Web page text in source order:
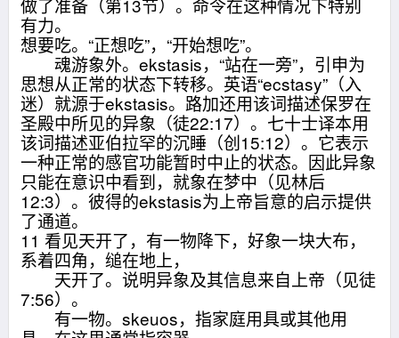
做了准备（第13节）。命令在这种情况下特别
有力。
想要吃。“正想吃”，“开始想吃”。
魂游象外。ekstasis，“站在一旁”，引申为
思想从正常的状态下转移。英语“ecstasy”（入
迷）就源于ekstasis。路加还用该词描述保罗在
圣殿中所见的异象（徒22:17）。七十士译本用
该词描述亚伯拉罕的沉睡（创15:12）。它表示
一种正常的感官功能暂时中止的状态。因此异象
只能在意识中看到，就象在梦中（见林后
12:3）。彼得的ekstasis为上帝旨意的启示提供
了通道。
11 看见天开了，有一物降下，好象一块大布，
系着四角，缒在地上，
天开了。说明异象及其信息来自上帝（见徒
7:56）。
有一物。skeuos，指家庭用具或其他用